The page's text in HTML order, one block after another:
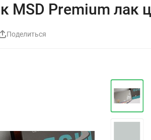
MSD Premium лак
Поделиться